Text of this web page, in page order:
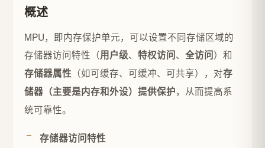
概述
MPU，即内存保护单元，可以设置不同存储区域的
存储器访问特性（用户级、 特权访问、 全访问）和
存储器属性 （如可缓存、可缓冲、可共享），对存
储器（主要是内存和外设）提供保护，从而提高系
统可靠性。
存储器访问特性